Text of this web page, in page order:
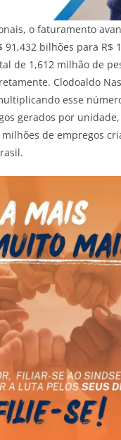
o faturamento
91,432 bilhões para R$
de 1,612 milhão de
Clodoaldo
esse
gerados por
de empregos